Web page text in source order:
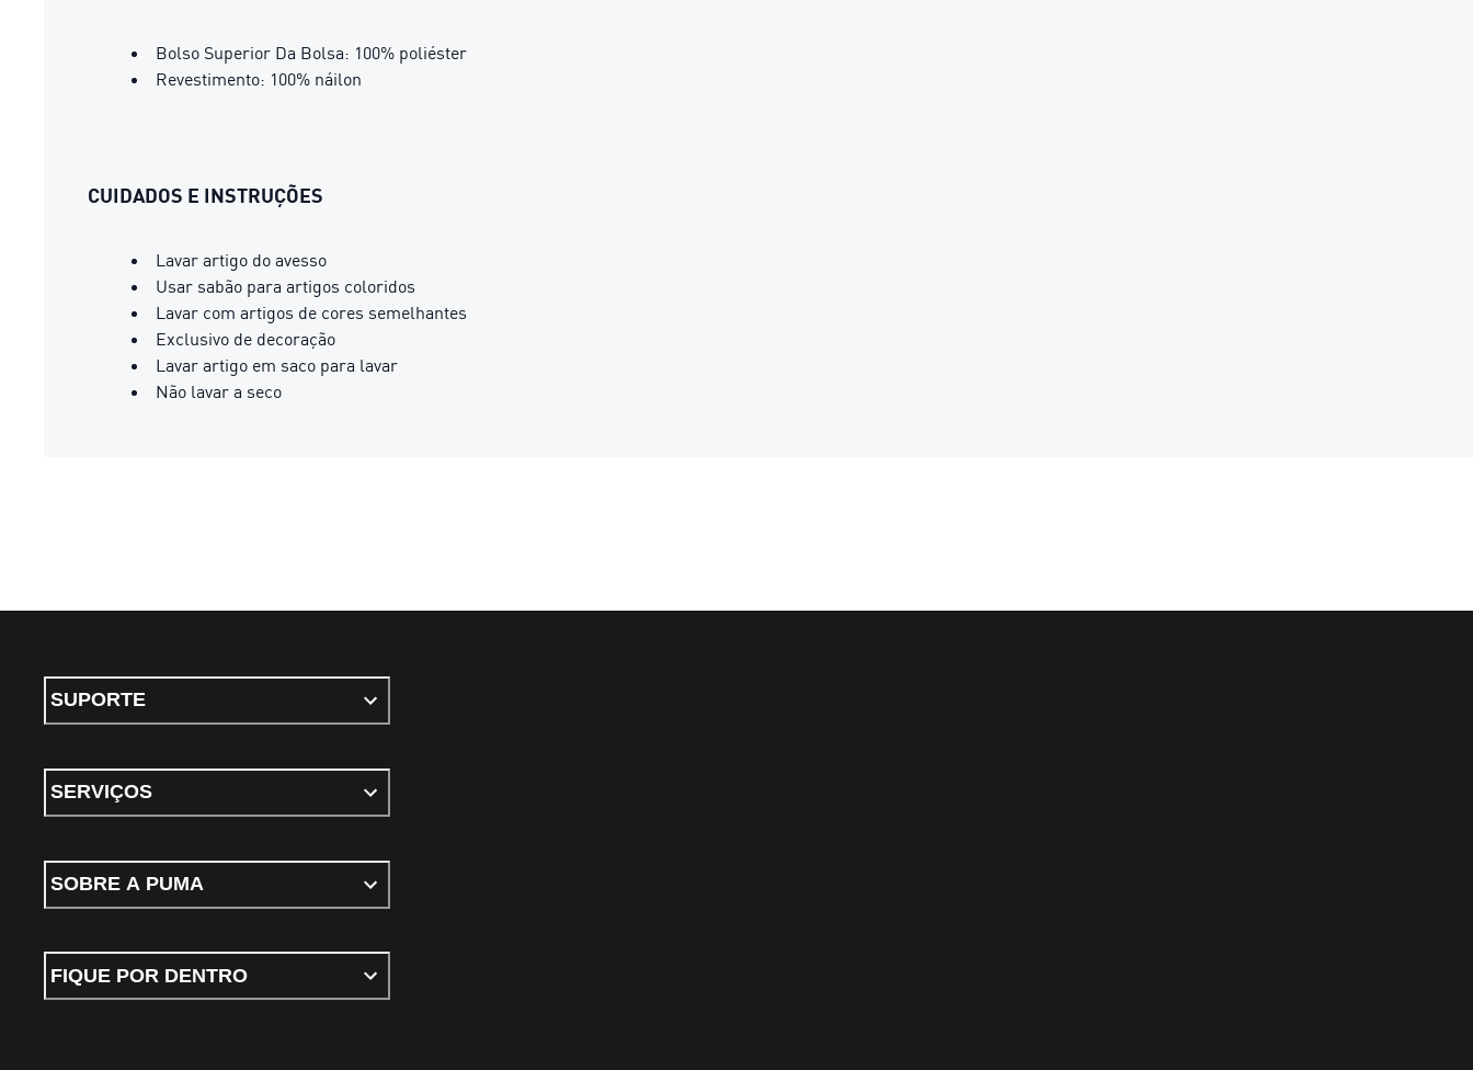
Bolso Superior Da Bolsa: 100% poliéster
Revestimento: 100% náilon
CUIDADOS E INSTRUÇÕES
Lavar artigo do avesso
Usar sabão para artigos coloridos
Lavar com artigos de cores semelhantes
Exclusivo de decoração
Lavar artigo em saco para lavar
Não lavar a seco
SUPORTE
SERVIÇOS
SOBRE A PUMA
FIQUE POR DENTRO